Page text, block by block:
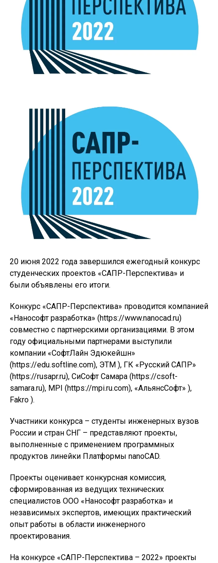
20 июня 2022 года завершился ежегодный конкурс
студенческих проектов «САПР-Перспектива» и
были объявлены его итоги.
Конкурс «САПР-Перспектива» проводится компанией
«Нанософт разработка» (https://www.nanocad.ru)
совместно с партнерскими организациями. В этом
году официальными партнерами выступили
компании «СофтЛайн Эдюкейшн»
(https://edu.softline.com), ЭТМ ), ГК «Русский САПР»
(https://rusapr.ru), СиСофт Самара (https://csoft-
samara.ru), MPI (https://mpi.ru.com), «АльянсСофт» ),
Fakro ).
Участники конкурса – студенты инженерных вузов
России и стран СНГ – представляют проекты,
выполненные с применением программных
продуктов линейки Платформы nanoCAD.
Проекты оценивает конкурсная комиссия,
сформированная из ведущих технических
специалистов ООО «Нанософт разработка» и
независимых экспертов, имеющих практический
опыт работы в области инженерного
проектирования.
На конкурсе «САПР-Перспектива – 2022» проекты